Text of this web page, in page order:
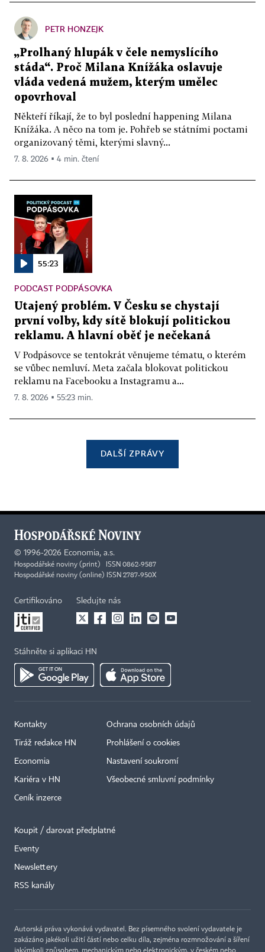
PETR HONZEJK
„Prolhaný hlupák v čele nemyslícího
stáda“. Proč Milana Knížáka oslavuje
vláda vedená mužem, kterým umělec
opovrhoval
Někteří říkají, že to byl poslední happening Milana
Knížáka. A něco na tom je. Pohřeb se státními poctami
organizovaný těmi, kterými slavný...
7. 8. 2026 ▪ 4 min. čtení
55:23
PODCAST PODPÁSOVKA
Utajený problém. V Česku se chystají
první volby, kdy sítě blokují politickou
reklamu. A hlavní oběť je nečekaná
V Podpásovce se tentokrát věnujeme tématu, o kterém
se vůbec nemluví. Meta začala blokovat politickou
reklamu na Facebooku a Instagramu a...
7. 8. 2026 ▪ 55:23 min.
DALŠÍ ZPRÁVY
© 1996-2026 Economia, a.s.
Hospodářské noviny (print) ISSN 0862-9587
Hospodářské noviny (online) ISSN 2787-950X
Certifikováno Sledujte nás
Stáhněte si aplikaci HN
Kontakty
Tiráž redakce HN
Economia
Kariéra v HN
Ceník inzerce
Ochrana osobních údajů
Prohlášení o cookies
Nastavení soukromí
Všeobecné smluvní podmínky
Koupit / darovat předplatné
Eventy
Newslettery
RSS kanály
Autorská práva vykonává vydavatel. Bez písemného svolení vydavatele je
zakázáno jakékoli užití částí nebo celku díla, zejména rozmnožování a šíření
jakýmkoli způsobem, mechanickým nebo elektronickým, v českém nebo